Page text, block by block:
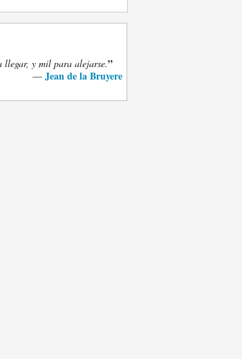
llegar, y mil para alejarse.”
— Jean de la Bruyere